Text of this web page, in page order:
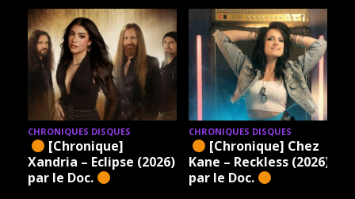
CHRONIQUES DISQUES
[Chronique]
Xandria – Eclipse (2026)
par le Doc.
CHRONIQUES DISQUES
[Chronique] Chez
Kane – Reckless (2026)
par le Doc.